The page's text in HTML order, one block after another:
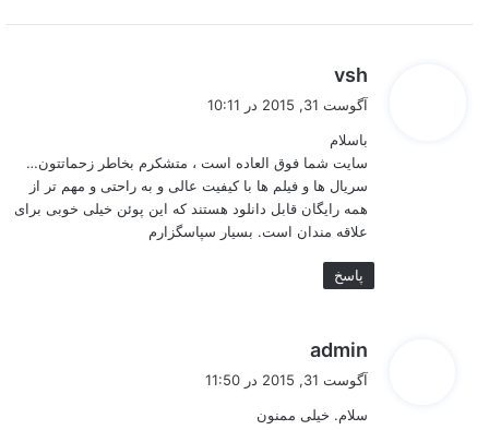
vsh
:
آگوست 31, 2015 در 10:11
باسلام
سایت شما فوق العاده است ، متشکرم بخاطر زحماتتون…
سریال ها و فیلم ها با کیفیت عالی و به راحتی و مهم تر از
همه رایگان قابل دانلود هستند که این پوئن خیلی خوبی برای
علاقه مندان است. بسیار سپاسگزارم
پاسخ
admin
ت
:
آگوست 31, 2015 در 11:50
سلام. خیلی ممنون